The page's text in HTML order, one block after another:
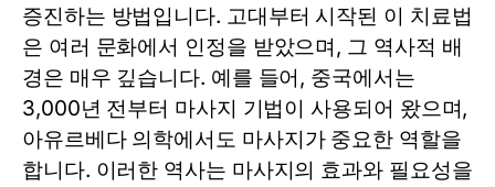
증진하는 방법입니다. 고대부터 시작된 이 치료법
은 여러 문화에서 인정을 받았으며, 그 역사적 배
경은 매우 깊습니다. 예를 들어, 중국에서는
3,000년 전부터 마사지 기법이 사용되어 왔으며,
아유르베다 의학에서도 마사지가 중요한 역할을
합니다. 이러한 역사는 마사지의 효과와 필요성을